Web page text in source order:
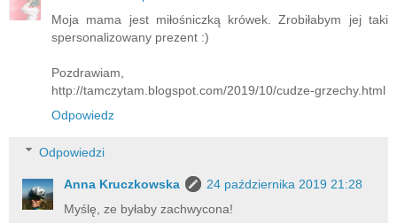
Moja mama jest miłośniczką krówek. Zrobiłabym jej taki
spersonalizowany prezent :)
Pozdrawiam,
http://tamczytam.blogspot.com/2019/10/cudze-grzechy.html
Odpowiedz
Odpowiedzi
Anna Kruczkowska
24 października 2019 21:28
Myślę, ze byłaby zachwycona!